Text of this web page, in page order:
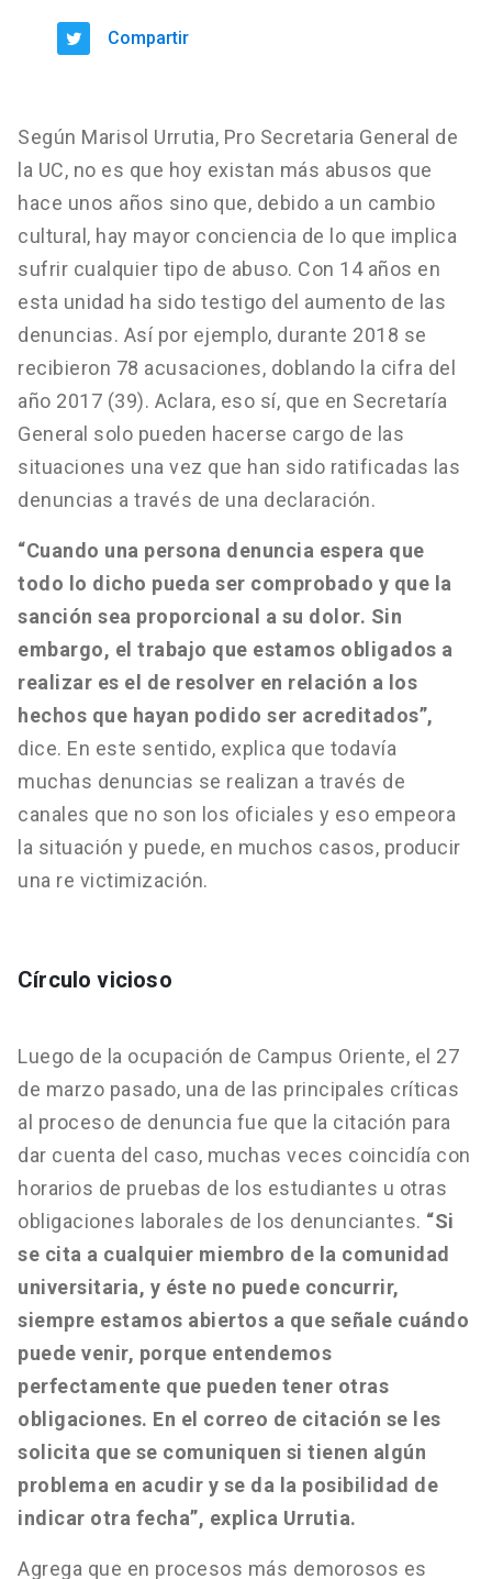
Compartir
Según Marisol Urrutia, Pro Secretaria General de
la UC, no es que hoy existan más abusos que
hace unos años sino que, debido a un cambio
cultural, hay mayor conciencia de lo que implica
sufrir cualquier tipo de abuso. Con 14 años en
esta unidad ha sido testigo del aumento de las
denuncias. Así por ejemplo, durante 2018 se
recibieron 78 acusaciones, doblando la cifra del
año 2017 (39). Aclara, eso sí, que en Secretaría
General solo pueden hacerse cargo de las
situaciones una vez que han sido ratificadas las
denuncias a través de una declaración.
“Cuando una persona denuncia espera que
todo lo dicho pueda ser comprobado y que la
sanción sea proporcional a su dolor. Sin
embargo, el trabajo que estamos obligados a
realizar es el de resolver en relación a los
hechos que hayan podido ser acreditados”,
dice. En este sentido, explica que todavía
muchas denuncias se realizan a través de
canales que no son los oficiales y eso empeora
la situación y puede, en muchos casos, producir
una re victimización.
Círculo vicioso
Luego de la ocupación de Campus Oriente, el 27
de marzo pasado, una de las principales críticas
al proceso de denuncia fue que la citación para
dar cuenta del caso, muchas veces coincidía con
horarios de pruebas de los estudiantes u otras
obligaciones laborales de los denunciantes. “Si
se cita a cualquier miembro de la comunidad
universitaria, y éste no puede concurrir,
siempre estamos abiertos a que señale cuándo
puede venir, porque entendemos
perfectamente que pueden tener otras
obligaciones. En el correo de citación se les
solicita que se comuniquen si tienen algún
problema en acudir y se da la posibilidad de
indicar otra fecha”, explica Urrutia.
Agrega que en procesos más demorosos es